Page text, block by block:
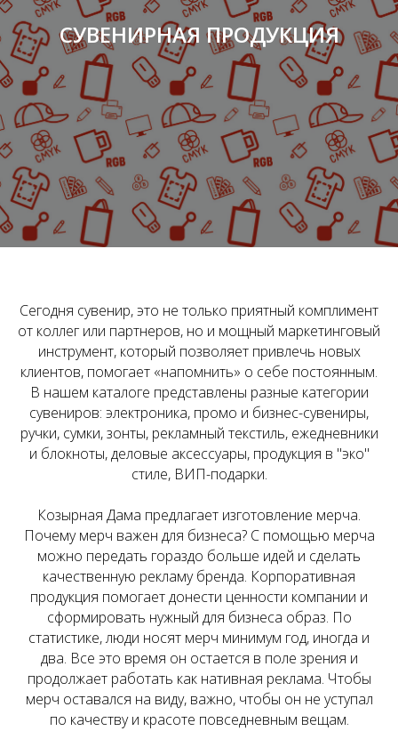
СУВЕНИРНАЯ ПРОДУКЦИЯ
Сегодня сувенир, это не только приятный комплимент
от коллег или партнеров, но и мощный маркетинговый
инструмент, который позволяет привлечь новых
клиентов, помогает «напомнить» о себе постоянным.
В нашем каталоге представлены разные категории
сувениров: электроника, промо и бизнес-сувениры,
ручки, сумки, зонты, рекламный текстиль, ежедневники
и блокноты, деловые аксессуары, продукция в "эко"
стиле, ВИП-подарки.
Козырная Дама предлагает изготовление мерча.
Почему мерч важен для бизнеса? С помощью мерча
можно передать гораздо больше идей и сделать
качественную рекламу бренда. Корпоративная
продукция помогает донести ценности компании и
сформировать нужный для бизнеса образ. По
статистике, люди носят мерч минимум год, иногда и
два. Все это время он остается в поле зрения и
продолжает работать как нативная реклама. Чтобы
мерч оставался на виду, важно, чтобы он не уступал
по качеству и красоте повседневным вещам.